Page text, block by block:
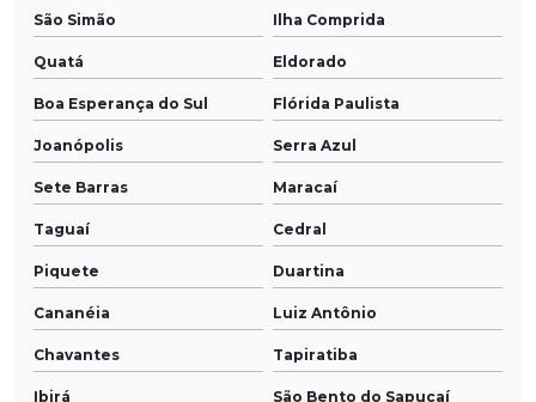
São Simão Ilha Comprida
Quatá Eldorado
Boa Esperança do Sul Flórida Paulista
Joanópolis Serra Azul
Sete Barras Maracaí
Taguaí Cedral
Piquete Duartina
Cananéia Luiz Antônio
Chavantes Tapiratiba
Ibirá São Bento do Sapucaí